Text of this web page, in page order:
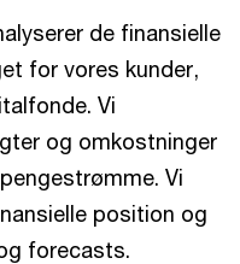
de finansielle
for vores kunder,
Vi
og omkostninger
Vi
position og
forecasts.